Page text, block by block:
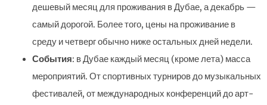
дешевый месяц для проживания в Дубае, а декабрь —
самый дорогой. Более того, цены на проживание в
среду и четверг обычно ниже остальных дней недели.
События: в Дубае каждый месяц (кроме лета) масса
мероприятий. От спортивных турниров до музыкальных
фестивалей, от международных конференций до арт-